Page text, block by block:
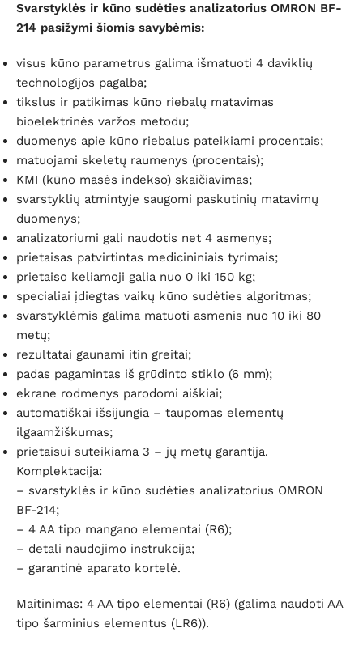
Svarstyklės ir kūno sudėties analizatorius OMRON BF-
214 pasižymi šiomis savybėmis:
visus kūno parametrus galima išmatuoti 4 daviklių
technologijos pagalba;
tikslus ir patikimas kūno riebalų matavimas
bioelektrinės varžos metodu;
duomenys apie kūno riebalus pateikiami procentais;
matuojami skeletų raumenys (procentais);
KMI (kūno masės indekso) skaičiavimas;
svarstyklių atmintyje saugomi paskutinių matavimų
duomenys;
analizatoriumi gali naudotis net 4 asmenys;
prietaisas patvirtintas medicininiais tyrimais;
prietaiso keliamoji galia nuo 0 iki 150 kg;
specialiai įdiegtas vaikų kūno sudėties algoritmas;
svarstyklėmis galima matuoti asmenis nuo 10 iki 80
metų;
rezultatai gaunami itin greitai;
padas pagamintas iš grūdinto stiklo (6 mm);
ekrane rodmenys parodomi aiškiai;
automatiškai išsijungia – taupomas elementų
ilgaamžiškumas;
prietaisui suteikiama 3 – jų metų garantija.
Komplektacija:
– svarstyklės ir kūno sudėties analizatorius OMRON
BF-214;
– 4 AA tipo mangano elementai (R6);
– detali naudojimo instrukcija;
– garantinė aparato kortelė.
Maitinimas: 4 AA tipo elementai (R6) (galima naudoti AA
tipo šarminius elementus (LR6)).